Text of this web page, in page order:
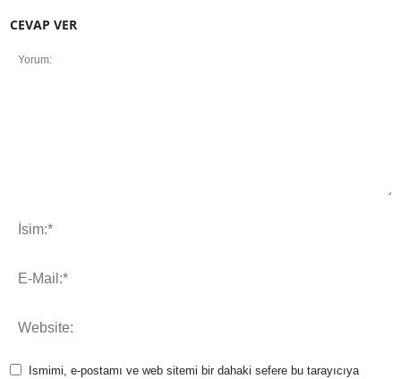
CEVAP VER
Ismimi, e-postamı ve web sitemi bir dahaki sefere bu tarayıcıya